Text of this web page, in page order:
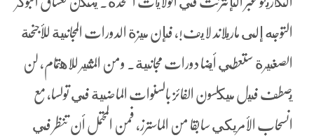
التوجه إلى ماريلاند لايف!، فإن ميزة الدورات المجانية للأجنحة
الصغيرة ستعطي أيضا دورات مجانية. ومن المثير للاهتمام, لن
يصطف فيل ميكلسون الفائز بالسنوات الماضية في تولسا, مع
انسحاب الأمريكي سابقا من الماسترز، فمن المحتمل أن تنظر في